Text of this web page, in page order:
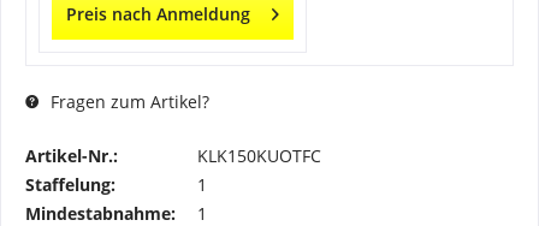
Preis nach Anmeldung
Fragen zum Artikel?
Artikel-Nr.:
KLK150KUOTFC
Staffelung:
1
Mindestabnahme:
1